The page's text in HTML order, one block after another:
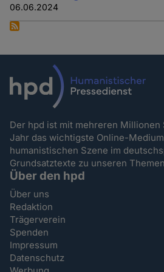
06.06.2024
Der hpd ist mit mehreren
Jahr das wichtigste Online-
humanistischen Szene im
Grundsatztexte zu unseren
Über den hpd
Über uns
Redaktion
Trägerverein
Spenden
Impressum
Datenschutz